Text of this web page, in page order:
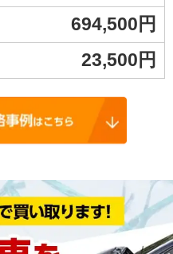
694,500 円
23,500 円